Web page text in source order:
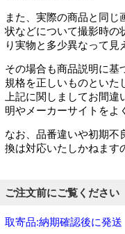
また、実際の商品と同
状などについて撮影時の
り実物と多少異なって見
その場合も商品説明に基
規格を正しいものといた
上記に関しましてお間違
明やメーカーサイトをよ
なお、品番違いや初期不
換は対応いたしかねます
ご注文前にご覧ください
取寄品:納期確認後に発送